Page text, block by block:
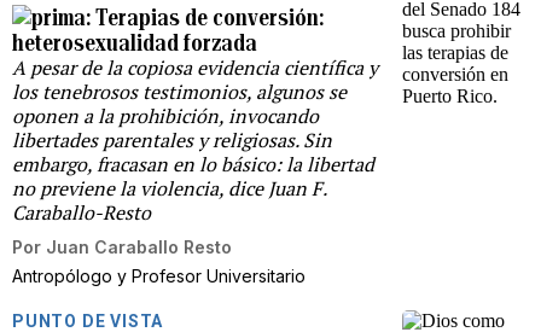
Terapias de conversión:
heterosexualidad forzada
A pesar de la copiosa evidencia científica y
los tenebrosos testimonios, algunos se
oponen a la prohibición, invocando
libertades parentales y religiosas. Sin
embargo, fracasan en lo básico: la libertad
no previene la violencia, dice Juan F.
Caraballo-Resto
Por Juan Caraballo Resto
Antropólogo y Profesor Universitario
PUNTO DE VISTA